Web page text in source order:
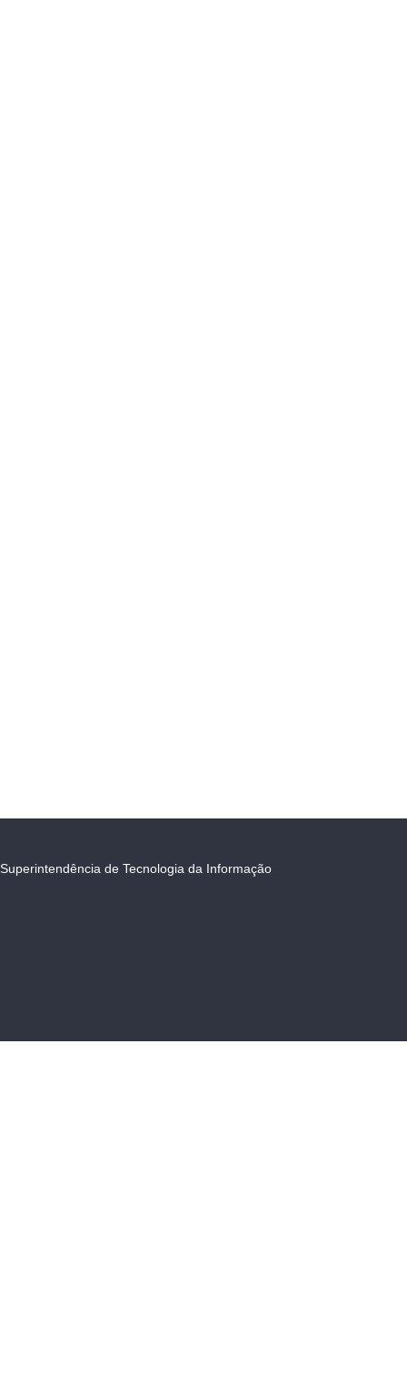
Superintendência de Tecnologia da Informação